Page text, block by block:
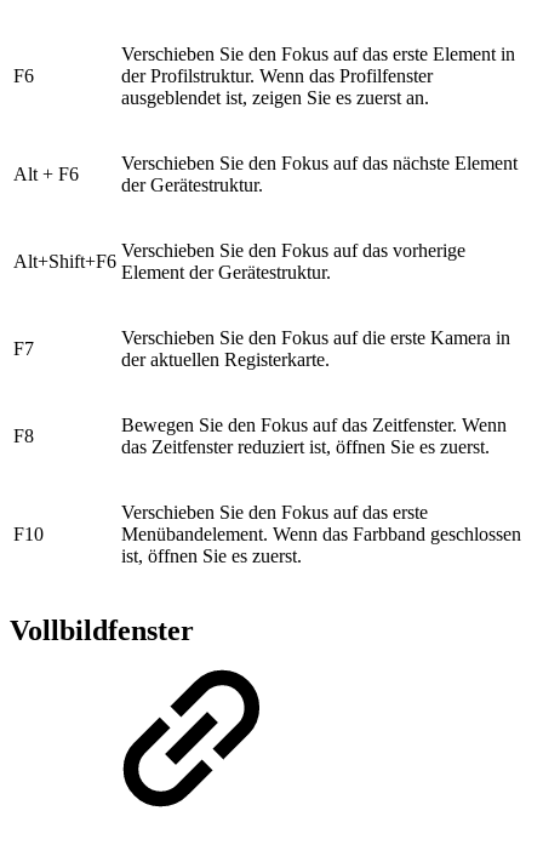
F6
Verschieben Sie den Fokus auf das erste Element in
der Profilstruktur. Wenn das Profilfenster
ausgeblendet ist, zeigen Sie es zuerst an.
Alt + F6
Verschieben Sie den Fokus auf das nächste Element
der Gerätestruktur.
Alt+Shift+F6
Verschieben Sie den Fokus auf das vorherige
Element der Gerätestruktur.
F7
Verschieben Sie den Fokus auf die erste Kamera in
der aktuellen Registerkarte.
F8
Bewegen Sie den Fokus auf das Zeitfenster. Wenn
das Zeitfenster reduziert ist, öffnen Sie es zuerst.
F10
Verschieben Sie den Fokus auf das erste
Menübandelement. Wenn das Farbband geschlossen
ist, öffnen Sie es zuerst.
Vollbildfenster